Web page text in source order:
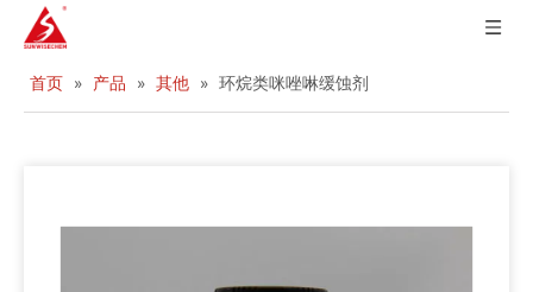
首页 » 产品 » 其他 » 环烷类咪唑啉缓蚀剂